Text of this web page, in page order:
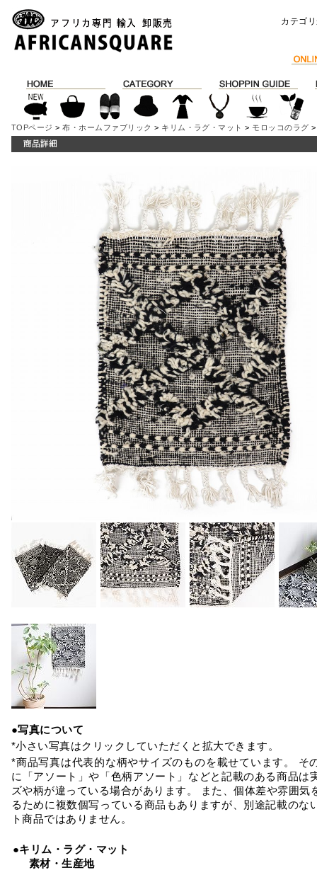
カテゴ
TOPページ >布・ホームファブリック > キリム・ラグ・マット >モロッコのラグ
●写真について
*小さい写真はクリックしていただくと拡大できます。
*商品写真は代表的な柄やサイズのものを載せています。 そ
に「アソート」や「色柄アソート」などと記載のある商品は
ズや柄が違っている場合があります。 また、個体差や雰囲気
るために複数個写っている商品もありますが、別途記載のな
ト商品ではありません。
●キリム・ラグ・マット
素材・生産地